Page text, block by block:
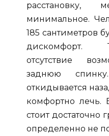
минимальное.
185 сантиметров
дискомфорт.
отсутствие
заднюю
откидывается
комфортно лечь.
стоит
определенно не